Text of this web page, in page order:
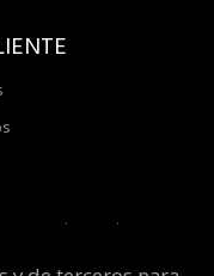
ayuda para la